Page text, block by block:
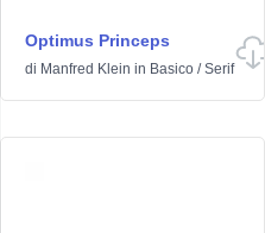
Optimus Princeps
di Manfred Klein in Basico /Serif